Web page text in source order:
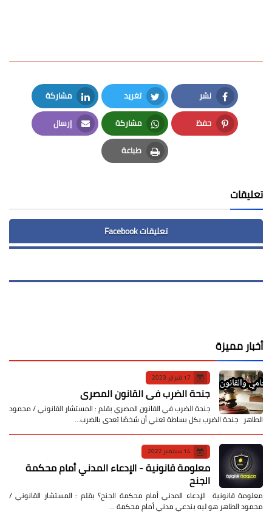
نشر
Facebook
تغريد
Twitter
مشاركة
LinkedIn
حفظ
Pinterest
مشاركة
Whatsapp
إرسال
Email
طباعة
Print
تعليقات
تعليقات Facebook
أخبار مميزة
17 فبراير 2023
جنحة الضرب في القانون المصري
جنحة الضرب في القانون المصري بقلم : المستشار القانوني / محمود
الطاهر جنحة الضرب بكل بساطة تعني أن شخصًا تعدى بالضرب…
14 سبتمبر 2022
معلومة قانونية - الإدعاء المدني أمام محكمة
الجنح
معلومة قانونية الإدعاء المدني أمام محكمة الجنح؟ بقلم : المستشار القانوني /
محمود الطاهر هو ليه بندعي مدني أمام محكمة …